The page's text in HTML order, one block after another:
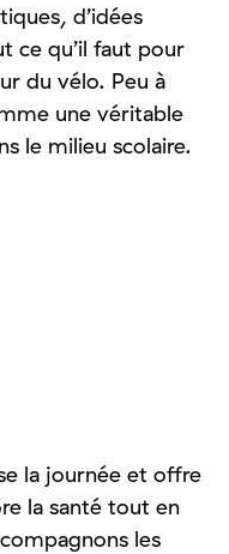
d’idées
ce qu’il faut pour
du vélo. Peu à
une véritable
le milieu scolaire.
la journée et offre
la santé tout en
les